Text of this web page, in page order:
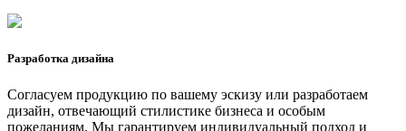
Разработка дизайна
Согласуем продукцию по вашему эскизу или разработаем
дизайн, отвечающий стилистике бизнеса и особым
пожеланиям. Мы гарантируем индивидуальный подход и